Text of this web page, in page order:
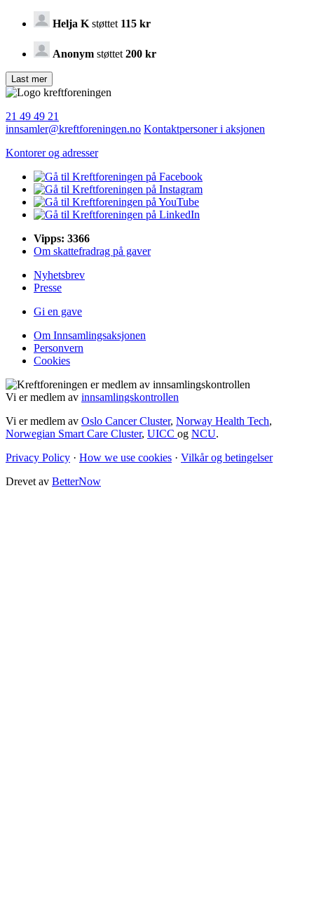
Helja K støttet 115 kr
Anonym støttet 200 kr
21 49 49 21
innsamler@kreftforeningen.no Kontaktpersoner i aksjonen
Kontorer og adresser
Vipps: 3366
Om skattefradrag på gaver
Nyhetsbrev
Presse
Gi en gave
Om Innsamlingsaksjonen
Personvern
Cookies
Vi er medlem av innsamlingskontrollen
Vi er medlem av Oslo Cancer Cluster, Norway Health Tech,
Norwegian Smart Care Cluster, UICC og NCU.
Privacy Policy · How we use cookies · Vilkår og betingelser
Drevet av BetterNow